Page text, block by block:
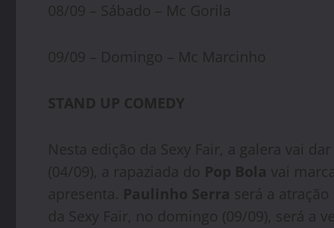
08/09 – Sábado – Mc Gorila
09/09 – Domingo – Mc Marcinho
STAND UP COMEDY
Nesta edição da Sexy Fair, a galera vai
(04/09), a rapaziada do Pop Bola vai
apresenta. Paulinho Serra será a
da Sexy Fair, no domingo (09/09), será a